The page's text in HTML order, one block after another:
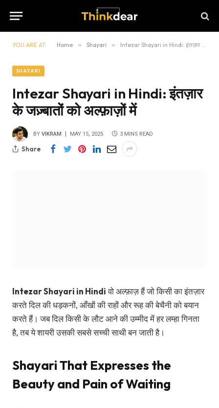
YOU ARE AT: Home » Shayari » Intezar Shayari in Hindi: इंतज़ार के जज़्बातों को अल्फ़ाज़ों में
SHAYARI
Intezar Shayari in Hindi: इंतज़ार
के जज़्बातों को अल्फ़ाज़ों में
BY VIKRAM MAY 15, 2025 3 MINS READ
Share
Intezar Shayari in Hindiवो अल्फ़ाज़ हैं जो किसी का इंतज़ार
करते दिल की धड़कनों, आँखों की राहों और रूह की बेचैनी को बयान
करते हैं। जब दिल किसी के लौट आने की उम्मीद में हर लम्हा गिनता
है, तब ये शायरी उसकी सबसे सच्ची साथी बन जाती है।
Shayari That Expresses the
Beauty and Pain of Waiting